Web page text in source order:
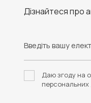
Дізнайтеся про
Даю згоду на